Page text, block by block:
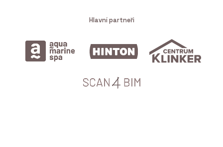
Hlavní partneři